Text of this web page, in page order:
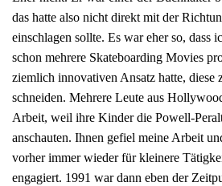
das hatte also nicht direkt mit der
einschlagen sollte. Es war eher so, dass
schon mehrere Skateboarding Movies
ziemlich innovativen Ansatz hatte, diese
schneiden. Mehrere Leute aus
Arbeit, weil ihre Kinder die Powell-
anschauten. Ihnen gefiel meine Arbeit
vorher immer wieder für kleinere
engagiert. 1991 war dann eben der